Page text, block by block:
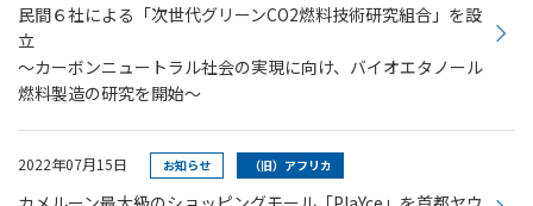
民間６社による「次世代グリーンCO2燃料技術研究組合」を設
立
～カーボンニュートラル社会の実現に向け、バイオエタノール
燃料製造の研究を開始～
2022年07月15日 お知らせ （旧）アフリカ